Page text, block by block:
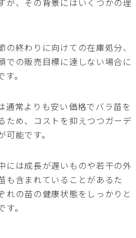
が、その背景にはいくつかの理
の終わりに向けての在庫処分、
での販売目標に達しない場合に
。
通常よりも安い価格でバラ苗を
ため、コストを抑えつつガーデ
能です。
には成長が遅いものや若干の外
も含まれていることがあるた
れの苗の健康状態をしっかりと
。